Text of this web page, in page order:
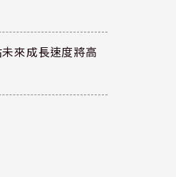
來成長速度將高